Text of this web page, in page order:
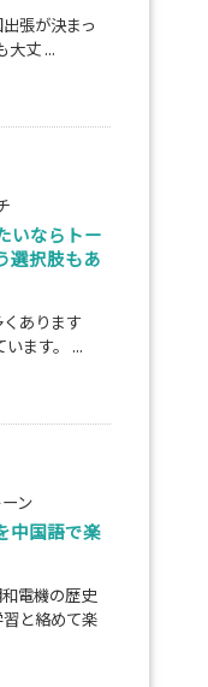
張が決まっ
大丈 ...
いならトー
選択肢もあ
あります
ます。 ...
ン
中国語で楽
電機の歴史
と絡めて楽